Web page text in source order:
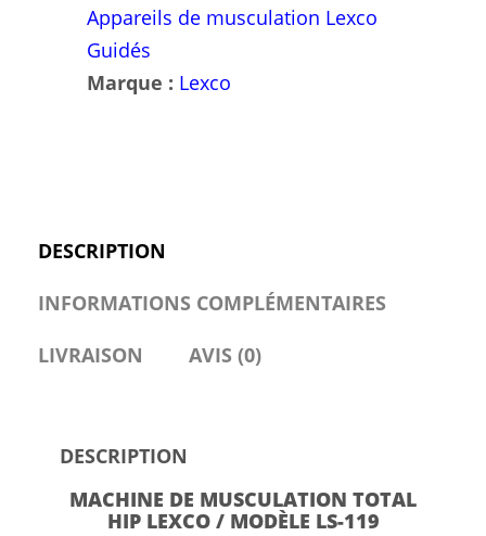
Appareils de musculation Lexco
Guidés
Marque : Lexco
DESCRIPTION
INFORMATIONS COMPLÉMENTAIRES
LIVRAISON
AVIS (0)
DESCRIPTION
MACHINE DE MUSCULATION TOTAL
HIP LEXCO / MODÈLE LS-119